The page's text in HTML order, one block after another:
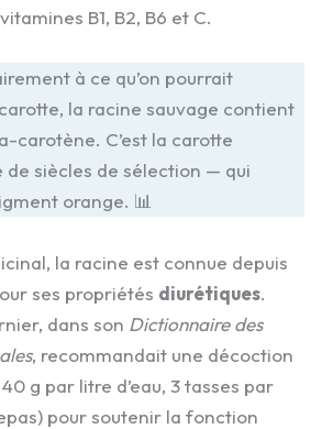
B1, B2, B6 et C.
à ce qu’on pourrait
la racine sauvage contient
carotène. C’est la carotte
de siècles de sélection — qui
orange. 📊
la racine est connue depuis
ses propriétés diurétiques.
dans son Dictionnaire des
, recommandait une décoction
g par litre d’eau, 3 tasses par
pour soutenir la fonction